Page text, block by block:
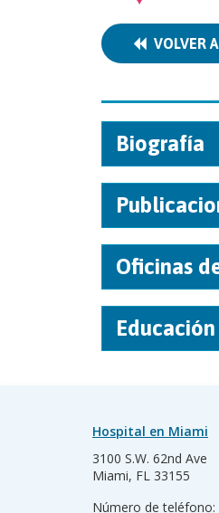
VOLVER
Biografía
Oficinas
Hospital en Miami
3100 S.W. 62nd Ave
Miami, FL 33155
Número de teléfono: